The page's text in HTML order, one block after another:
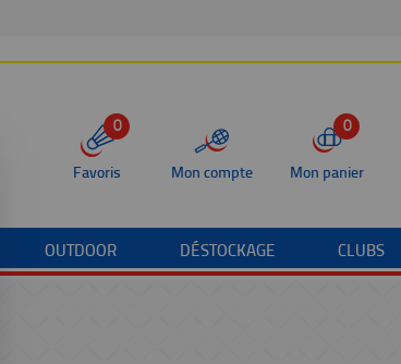
0
Favoris Mon compte
0
Mon panier
OUTDOOR DÉSTOCKAGE CLUBS